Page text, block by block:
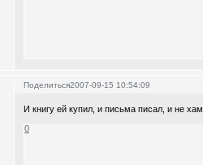
Поделиться2007-09-15 10:54:09
И книгу ей купил, и письма писал, и не
0